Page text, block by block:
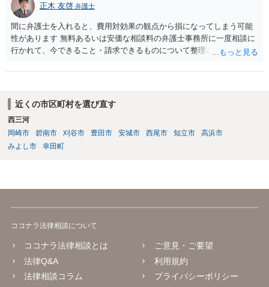
正木 友啓 弁護士
間に弁護士を入れると、費用対効果の観点から損になってしまう可能
性があります 無料あるいは安価な相談料の弁護士事務所に一度相談に
行かれて、今できること・請求できるものについて整理されるのがよ
近くの市区町村を選び直す
西三河
岡崎市
碧南市 刈谷市 豊田市 安城市 西尾市 知立市
高浜市
みよし市
幸田町
ココナラ法律相談について
ココナラ法律相談とは
法律Q&A
法律相談コラム
ご意見・ご要望
利用規約
プライバシーポリシー